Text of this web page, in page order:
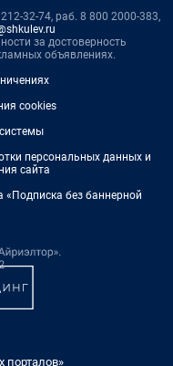
32-74, раб. 8 800 2000-383,
за достоверность
объявлениях.
cookies
персональных данных и
сайта
«Подписка без баннерной
порталов»